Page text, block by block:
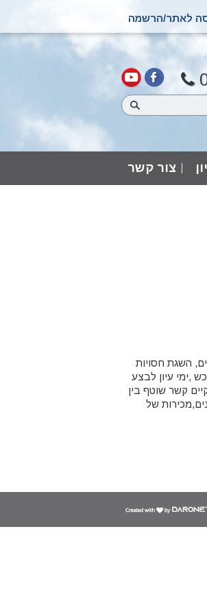
לאתר/הרשמה
צור קשר
השגת חסויות
,ימי עיון לבצע
קשר שוטף בין
של